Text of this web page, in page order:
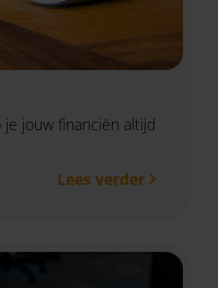
jouw financiën altijd
Lees verder